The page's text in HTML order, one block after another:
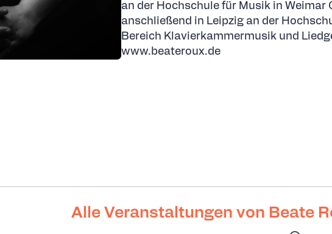
an der Hochschule für Musik in
anschließend in Leipzig an der
Bereich Klavierkammermusik und
www.beateroux.de
Alle Veranstaltungen von Beate